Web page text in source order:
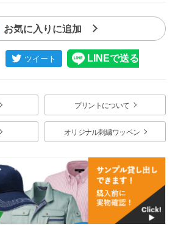
お気に入りに追加
プリントについて
オリジナル刺繍ワッペン